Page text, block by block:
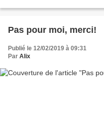
Pas pour moi, merci!
Publié le 12/02/2019 à 09:31
Par Alix